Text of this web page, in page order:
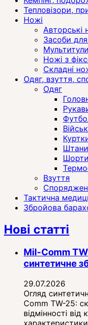
Тепловізори,
Ножі
Авторські
Засоби
Мультитули
Ножі з
Складні
Одяг, взуття,
Одяг
Штани
Шорти
Взуття
Тактична
Збройова
Нові статті
Mil-Comm
синтетичне
29.07.2026
Огляд
Comm TW-25:
відмінності від
характеристики.